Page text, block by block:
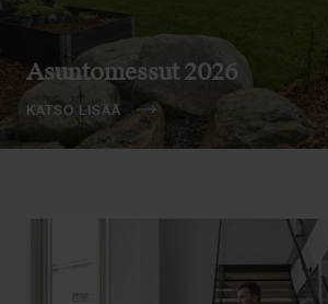
Asuntomessut 2026
KATSO LISÄÄ